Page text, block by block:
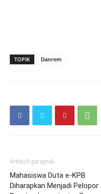
TOPIK Danrem
Artikulli paraprak
Mahasiswa Duta e-KPB
Diharapkan Menjadi Pelopor